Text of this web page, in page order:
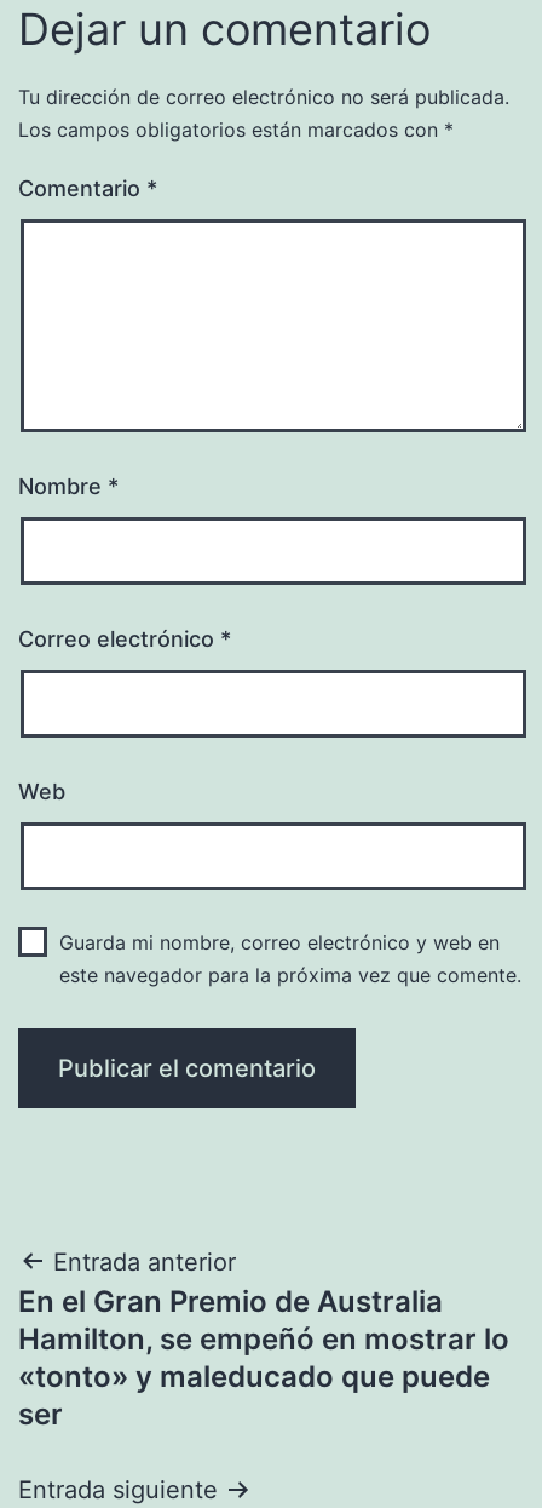
Dejar un comentario
Tu dirección de correo electrónico no será publicada.
Los campos obligatorios están marcados con *
Comentario *
Nombre *
Correo electrónico *
Web
Guarda mi nombre, correo electrónico y web en
este navegador para la próxima vez que comente.
Navegación
de
entradas
Entrada anterior
En el Gran Premio de Australia
Hamilton, se empeñó en mostrar lo
«tonto» y maleducado que puede
ser
Entrada siguiente